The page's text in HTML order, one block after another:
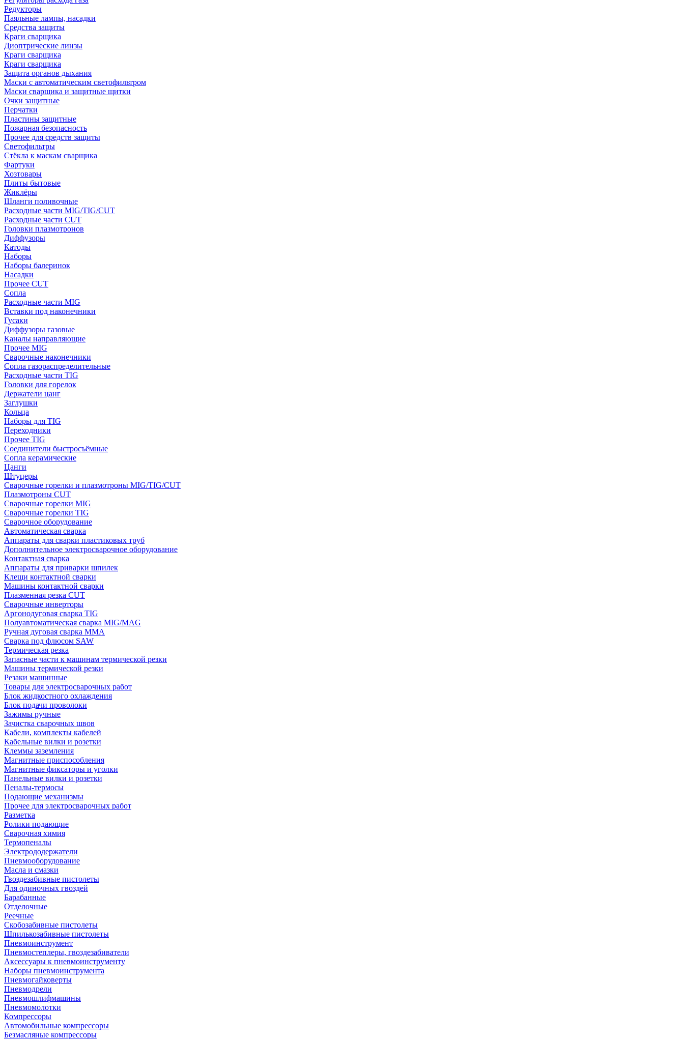
Редукторы
Паяльные лампы, насадки
Средства защиты
Краги сварщика
Диоптрические линзы
Краги сварщика
Краги сварщика
Защита органов дыхания
Маски с автоматическим светофильтром
Маски сварщика и защитные щитки
Очки защитные
Перчатки
Пластины защитные
Пожарная безопасность
Прочее для средств защиты
Светофильтры
Стёкла к маскам сварщика
Фартуки
Хозтовары
Плиты бытовые
Жиклёры
Шланги поливочные
Расходные части MIG/TIG/CUT
Расходные части CUT
Головки плазмотронов
Диффузоры
Катоды
Наборы
Наборы балеринок
Насадки
Прочее CUT
Сопла
Расходные части MIG
Вставки под наконечники
Гусаки
Диффузоры газовые
Каналы направляющие
Прочее MIG
Сварочные наконечники
Сопла газораспределительные
Расходные части TIG
Головки для горелок
Держатели цанг
Заглушки
Кольца
Наборы для TIG
Переходники
Прочее TIG
Соединители быстросъёмные
Сопла керамические
Цанги
Штуцеры
Сварочные горелки и плазмотроны MIG/TIG/CUT
Плазмотроны CUT
Сварочные горелки MIG
Сварочные горелки TIG
Сварочное оборудование
Автоматическая сварка
Аппараты для сварки пластиковых труб
Дополнительное электросварочное оборудование
Контактная сварка
Аппараты для приварки шпилек
Клещи контактной сварки
Машины контактной сварки
Плазменная резка CUT
Сварочные инверторы
Аргонодуговая сварка TIG
Полуавтоматическая сварка MIG/MAG
Ручная дуговая сварка MMA
Сварка под флюсом SAW
Термическая резка
Запасные части к машинам термической резки
Машины термической резки
Резаки машинные
Товары для электросварочных работ
Блок жидкостного охлаждения
Блок подачи проволоки
Зажимы ручные
Зачистка сварочных швов
Кабели, комплекты кабелей
Кабельные вилки и розетки
Клеммы заземления
Магнитные приспособления
Магнитные фиксаторы и уголки
Панельные вилки и розетки
Пеналы-термосы
Подающие механизмы
Прочее для электросварочных работ
Разметка
Ролики подающие
Сварочная химия
Термопеналы
Электрододержатели
Пневмооборудование
Масла и смазки
Гвоздезабивные пистолеты
Для одиночных гвоздей
Барабанные
Отделочные
Реечные
Скобозабивные пистолеты
Шпилькозабивные пистолеты
Пневмоинструмент
Пневмостеплеры, гвоздезабиватели
Аксессуары к пневмоинструменту
Наборы пневмоинструмента
Пневмогайковерты
Пневмодрели
Пневмошлифмашины
Пневмомолотки
Компрессоры
Автомобильные компрессоры
Безмасляные компрессоры